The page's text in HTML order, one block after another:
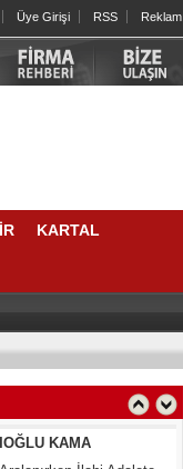
Üye Girişi RSS Reklam
KARTAL
bir iyilik yap ki sen
İlahi Adalete